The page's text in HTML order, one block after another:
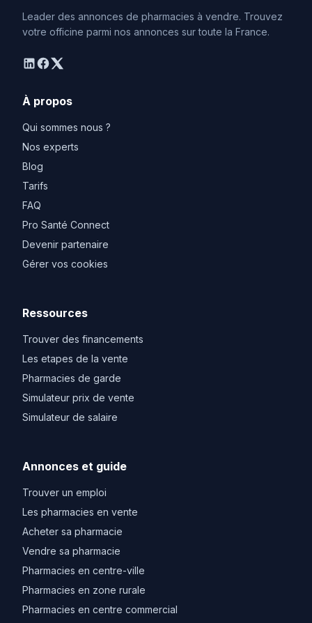
Leader des annonces de pharmacies à vendre. Trouvez
votre officine parmi nos annonces sur toute la France.
linkedin
facebook
twitter
À propos
Qui sommes nous ?
Nos experts
Blog
Tarifs
FAQ
Pro Santé Connect
Devenir partenaire
Gérer vos cookies
Ressources
Trouver des financements
Les etapes de la vente
Pharmacies de garde
Simulateur prix de vente
Simulateur de salaire
Annonces et guide
Trouver un emploi
Les pharmacies en vente
Acheter sa pharmacie
Vendre sa pharmacie
Pharmacies en centre-ville
Pharmacies en zone rurale
Pharmacies en centre commercial